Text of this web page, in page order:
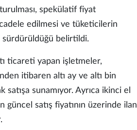
spekülatif fiyat
edilmesi ve tüketicilerin
sürdürüldüğü belirtildi.
ticareti yapan işletmeler,
itibaren altı ay ve altı bin
sunamıyor. Ayrıca ikinci el
satış fiyatının üzerinde ilan